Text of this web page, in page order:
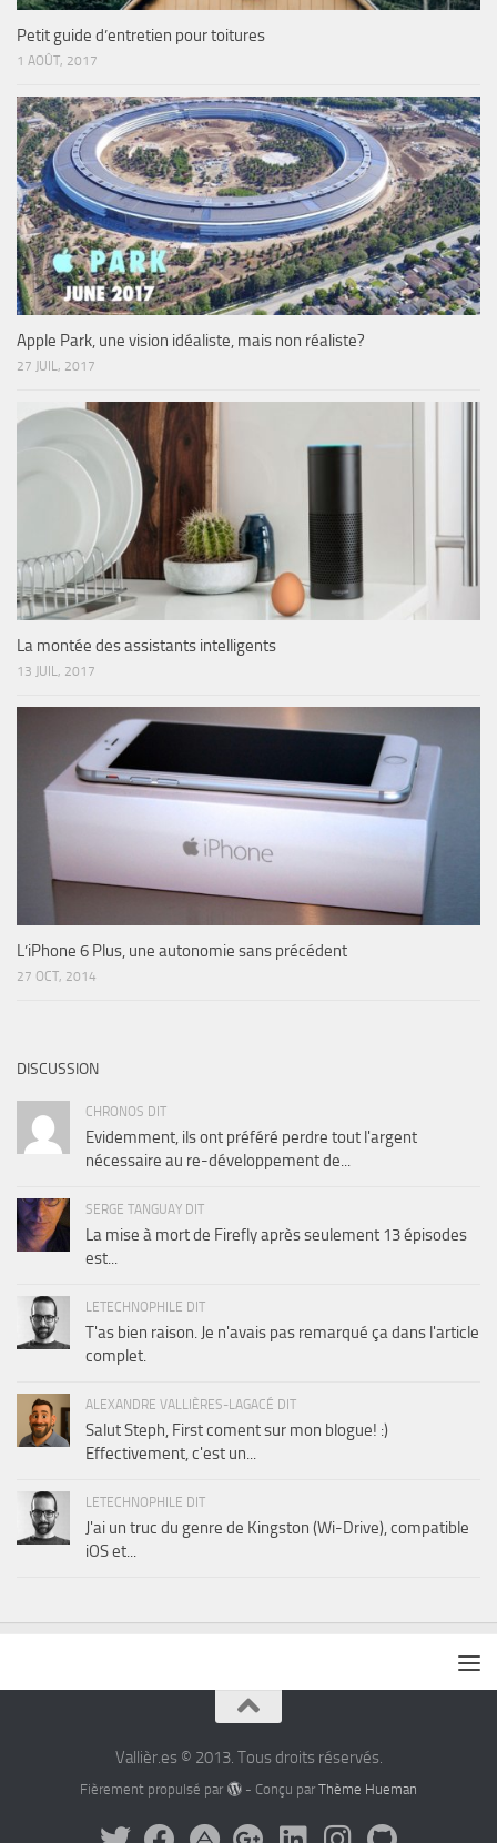
Petit guide d’entretien pour toitures
1 AOÛT, 2017
Apple Park, une vision idéaliste, mais non réaliste?
27 JUIL, 2017
La montée des assistants intelligents
13 JUIL, 2017
L’iPhone 6 Plus, une autonomie sans précédent
27 OCT, 2014
DISCUSSION
CHRONOS DIT
Evidemment, ils ont préféré perdre tout l'argent
nécessaire au re-développement de...
SERGE TANGUAY DIT
La mise à mort de Firefly après seulement 13 épisodes
est...
LETECHNOPHILE DIT
T'as bien raison. Je n'avais pas remarqué ça dans l'article
complet.
ALEXANDRE VALLIÈRES-LAGACÉ DIT
Salut Steph, First coment sur mon blogue! :)
Effectivement, c'est un...
LETECHNOPHILE DIT
J'ai un truc du genre de Kingston (Wi-Drive), compatible
iOS et...
Vallièr.es © 2013. Tous droits réservés.
Fièrement propulsé par - Conçu par Thème Hueman